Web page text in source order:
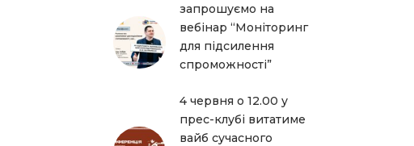
запрошуємо на
вебінар “Моніторинг
для підсилення
спроможності”
4 червня о 12.00 у
прес-клубі витатиме
вайб сучасного